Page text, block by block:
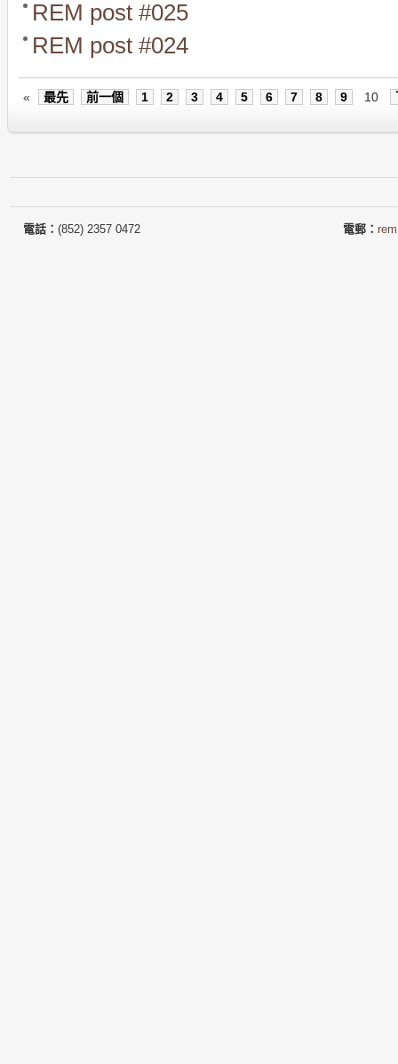
REM post #025
REM post #024
« 最先 前一個 1 2 3 4 5 6 7 8 9 10
電話： (852) 2357 0472 電郵：